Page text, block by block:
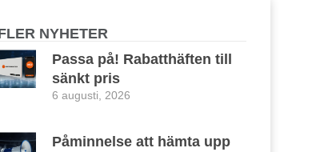
NYHETER
Passa på! Rabatthäften till
sänkt pris
6 augusti, 2026
Påminnelse att hämta upp